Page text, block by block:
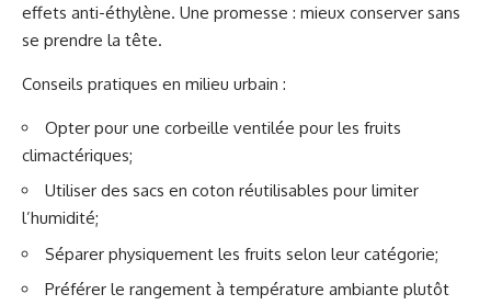
effets anti-éthylène. Une promesse : mieux conserver sans
se prendre la tête.
Conseils pratiques en milieu urbain :
Opter pour une corbeille ventilée pour les fruits
climactériques;
Utiliser des sacs en coton réutilisables pour limiter
l’humidité;
Séparer physiquement les fruits selon leur catégorie;
Préférer le rangement à température ambiante plutôt